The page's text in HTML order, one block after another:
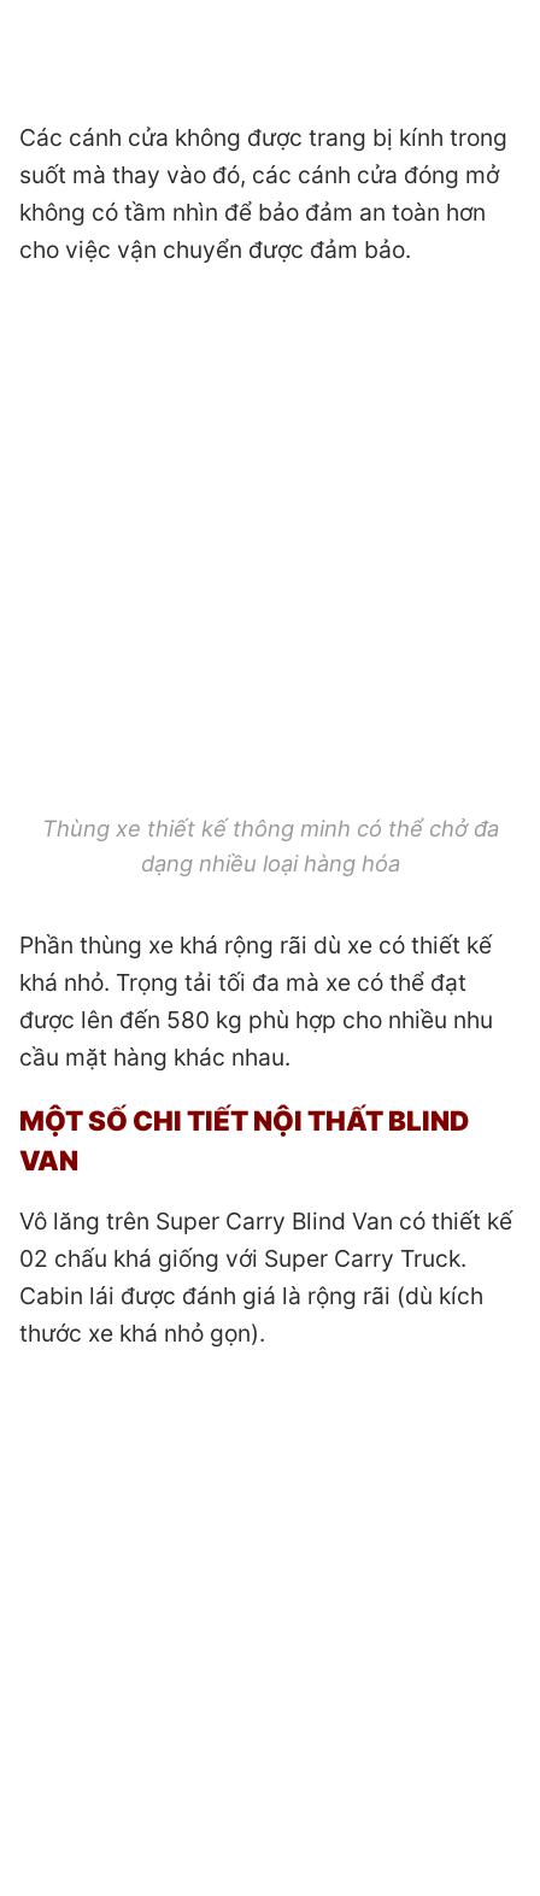
Các cánh cửa không được trang bị kính trong
suốt mà thay vào đó, các cánh cửa đóng mở
không có tầm nhìn để bảo đảm an toàn hơn
cho việc vận chuyển được đảm bảo.
Thùng xe thiết kế thông minh có thể chở đa
dạng nhiều loại hàng hóa
Phần thùng xe khá rộng rãi dù xe có thiết kế
khá nhỏ. Trọng tải tối đa mà xe có thể đạt
được lên đến 580 kg phù hợp cho nhiều nhu
cầu mặt hàng khác nhau.
MỘT SỐ CHI TIẾT NỘI THẤT BLIND
VAN
Vô lăng trên Super Carry Blind Van có thiết kế
02 chấu khá giống với Super Carry Truck.
Cabin lái được đánh giá là rộng rãi (dù kích
thước xe khá nhỏ gọn).